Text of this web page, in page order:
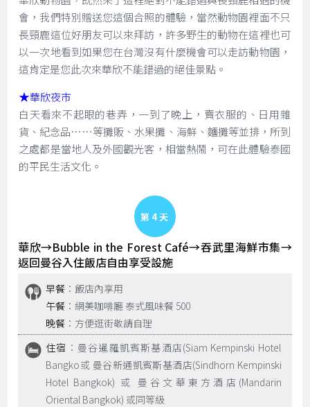
會，我們特別贈送您這個合照的體驗，當然動物園裡面不只
長頸鹿這位好朋友可以來拜訪，許多野生的動物在這裡也可
以一次地看到如果您在台灣沒有什麼機會可以走訪動物園，
這肯定是您此次來華欣不能錯過的絕佳景點。
★華欣夜市
白天看來不起眼的巷弄，一到了晚上，賣衣服的、日用雜
貨、紀念品……等攤販、水果攤、海鮮、麵攤等並排，所到
之處都是當地人及外國觀光客，相當熱鬧，可在此體驗泰國
的平民生活文化。
Day 4
華欣→Bubble in the Forest Café→吞武里海鮮市集→
返回曼谷入住飯店自由享受設施
早餐 ：飯店內享用
午餐 ：網美咖啡廳 泰式風味餐 500
晚餐 ：方便逛街敬請自理
住宿 ：曼谷暹羅凱賓斯基酒店(Siam Kempinski Hotel
Bangko或 曼谷新通凱賓斯基酒店(Sindhorn Kempinski
Hotel Bangkok) 或 曼谷文華東方酒店(Mandarin
Oriental Bangkok) 或同等級